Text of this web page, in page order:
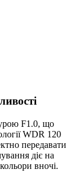
F1.0, що
WDR 120
передавати
діє на
вночі.